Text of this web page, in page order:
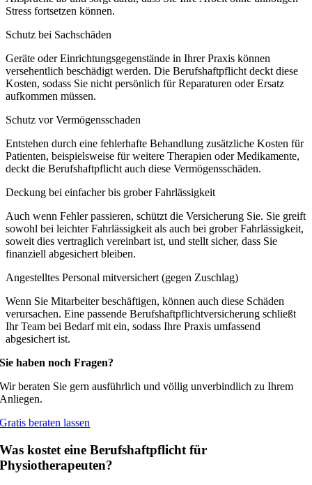
Stress fortsetzen können.
Schutz bei Sachschäden
Geräte oder Einrichtungsgegenstände in Ihrer Praxis können
versehentlich beschädigt werden. Die Berufshaftpflicht deckt diese
Kosten, sodass Sie nicht persönlich für Reparaturen oder Ersatz
aufkommen müssen.
Schutz vor Vermögensschaden
Entstehen durch eine fehlerhafte Behandlung zusätzliche Kosten für
Patienten, beispielsweise für weitere Therapien oder Medikamente,
deckt die Berufshaftpflicht auch diese Vermögensschäden.
Deckung bei einfacher bis grober Fahrlässigkeit
Auch wenn Fehler passieren, schützt die Versicherung Sie. Sie greift
sowohl bei leichter Fahrlässigkeit als auch bei grober Fahrlässigkeit,
soweit dies vertraglich vereinbart ist, und stellt sicher, dass Sie
finanziell abgesichert bleiben.
Angestelltes Personal mitversichert (gegen Zuschlag)
Wenn Sie Mitarbeiter beschäftigen, können auch diese Schäden
verursachen. Eine passende Berufshaftpflichtversicherung schließt
Ihr Team bei Bedarf mit ein, sodass Ihre Praxis umfassend
abgesichert ist.
Sie haben noch Fragen?
Wir beraten Sie gern ausführlich und völlig unverbindlich zu Ihrem
Anliegen.
Gratis beraten lassen
Was kostet eine Berufshaftpflicht für
Physiotherapeuten?